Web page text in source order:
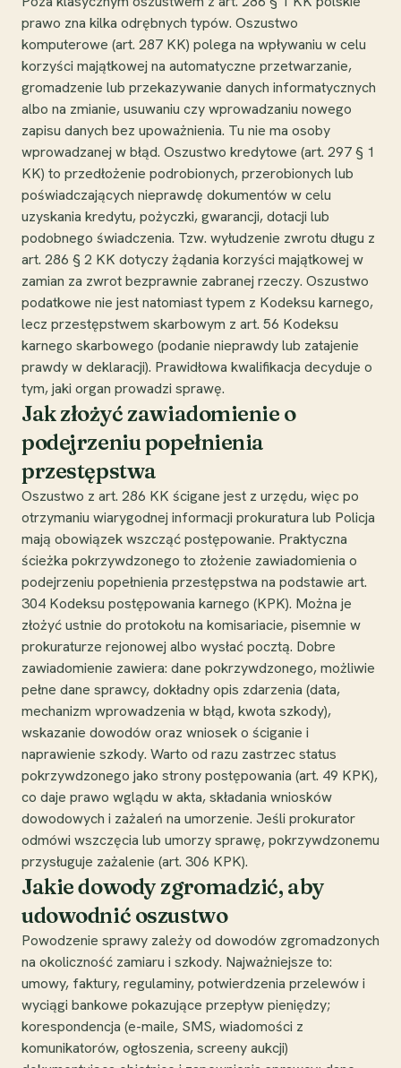
prawo zna kilka odrębnych typów. Oszustwo
komputerowe (art. 287 KK) polega na wpływaniu w celu
korzyści majątkowej na automatyczne przetwarzanie,
gromadzenie lub przekazywanie danych informatycznych
albo na zmianie, usuwaniu czy wprowadzaniu nowego
zapisu danych bez upoważnienia. Tu nie ma osoby
wprowadzanej w błąd. Oszustwo kredytowe (art. 297 § 1
KK) to przedłożenie podrobionych, przerobionych lub
poświadczających nieprawdę dokumentów w celu
uzyskania kredytu, pożyczki, gwarancji, dotacji lub
podobnego świadczenia. Tzw. wyłudzenie zwrotu długu z
art. 286 § 2 KK dotyczy żądania korzyści majątkowej w
zamian za zwrot bezprawnie zabranej rzeczy. Oszustwo
podatkowe nie jest natomiast typem z Kodeksu karnego,
lecz przestępstwem skarbowym z art. 56 Kodeksu
karnego skarbowego (podanie nieprawdy lub zatajenie
prawdy w deklaracji). Prawidłowa kwalifikacja decyduje o
tym, jaki organ prowadzi sprawę.
Jak złożyć zawiadomienie o
podejrzeniu popełnienia
przestępstwa
Oszustwo z art. 286 KK ścigane jest z urzędu, więc po
otrzymaniu wiarygodnej informacji prokuratura lub Policja
mają obowiązek wszcząć postępowanie. Praktyczna
ścieżka pokrzywdzonego to złożenie zawiadomienia o
podejrzeniu popełnienia przestępstwa na podstawie art.
304 Kodeksu postępowania karnego (KPK). Można je
złożyć ustnie do protokołu na komisariacie, pisemnie w
prokuraturze rejonowej albo wysłać pocztą. Dobre
zawiadomienie zawiera: dane pokrzywdzonego, możliwie
pełne dane sprawcy, dokładny opis zdarzenia (data,
mechanizm wprowadzenia w błąd, kwota szkody),
wskazanie dowodów oraz wniosek o ściganie i
naprawienie szkody. Warto od razu zastrzec status
pokrzywdzonego jako strony postępowania (art. 49 KPK),
co daje prawo wglądu w akta, składania wniosków
dowodowych i zażaleń na umorzenie. Jeśli prokurator
odmówi wszczęcia lub umorzy sprawę, pokrzywdzonemu
przysługuje zażalenie (art. 306 KPK).
Jakie dowody zgromadzić, aby
udowodnić oszustwo
Powodzenie sprawy zależy od dowodów zgromadzonych
na okoliczność zamiaru i szkody. Najważniejsze to:
umowy, faktury, regulaminy, potwierdzenia przelewów i
wyciągi bankowe pokazujące przepływ pieniędzy;
korespondencja (e-maile, SMS, wiadomości z
komunikatorów, ogłoszenia, screeny aukcji)